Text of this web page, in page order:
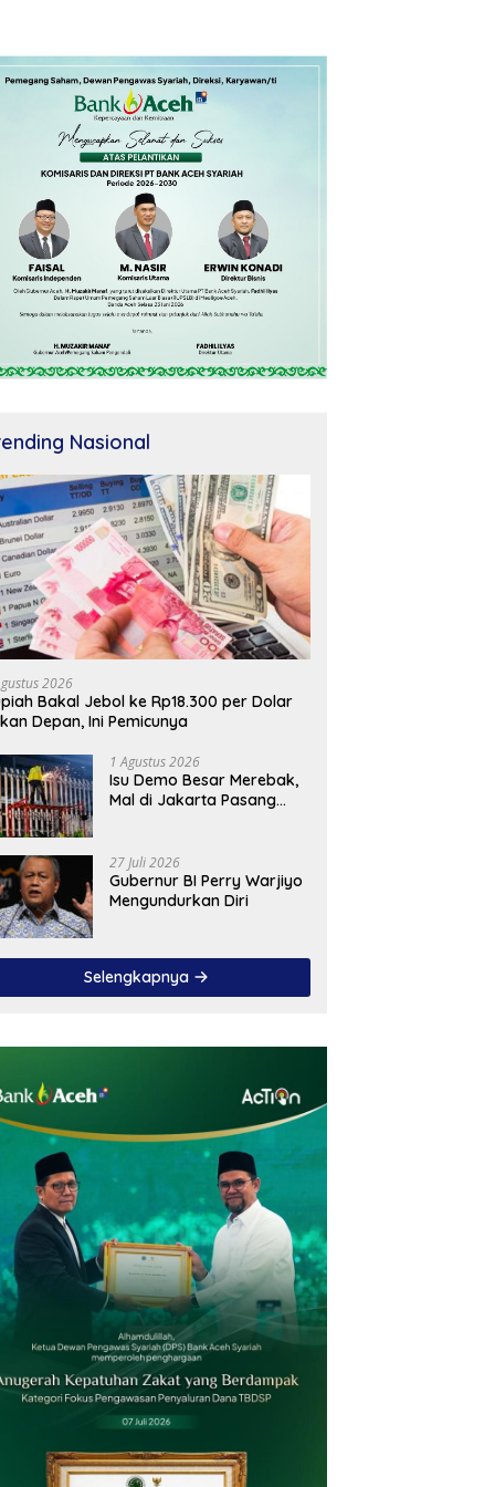
Nasional
2026
Bakal Jebol ke Rp18.300 per Dolar
Depan, Ini Pemicunya
1 Agustus 2026
Isu Demo Besar Merebak,
Mal di Jakarta Pasang
27 Juli 2026
Gubernur BI Perry Warjiyo
Mengundurkan Diri
Selengkapnya